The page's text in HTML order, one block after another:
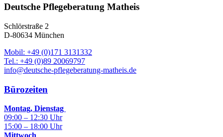
Deutsche Pflegeberatung Matheis
Schlörstraße 2
D-80634 München
Mobil: +49 (0)171 3131332
Tel.: +49 (0)89 20069797
info@deutsche-pflegeberatung-matheis.de
Bürozeiten
Montag, Dienstag
09:00 – 12:30 Uhr
15:00 – 18:00 Uhr